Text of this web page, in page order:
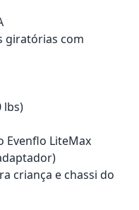
giratórias com
lbs)
Evenflo LiteMax
criança e chassi do